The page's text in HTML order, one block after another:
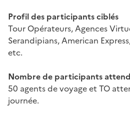
Profil des participants ciblés
Tour Opérateurs, Agences
Serandipians, American
etc.
Nombre de participants
50 agents de voyage et TO
journée.